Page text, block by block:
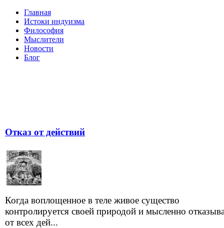
Главная
Истоки индуизма
Философия
Мыслители
Новости
Блог
Отказ от действий
Когда воплощенное в теле живое существо
контролируется своей природой и мысленно
от всех дей...